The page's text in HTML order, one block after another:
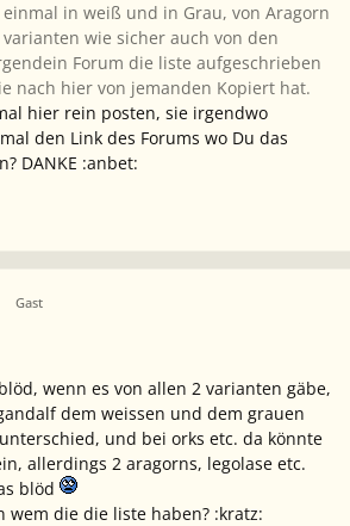
in weiß und in Grau, von Aragorn
wie sicher auch von den
Forum die liste aufgeschrieben
nach hier von jemanden Kopiert hat.
hier rein posten, sie irgendwo
den Link des Forums wo Du das
DANKE :anbet:
Gast
wenn es von allen 2 varianten gäbe,
dem weissen und dem grauen
und bei orks etc. da könnte
allerdings 2 aragorns, legolase etc.
blöd
wem die die liste haben? :kratz: